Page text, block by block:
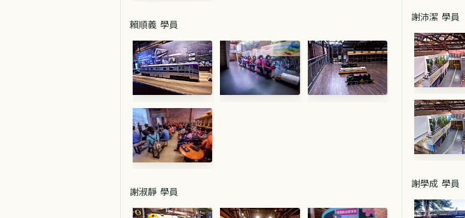
賴順義 學員
謝淑靜 學員
謝沛潔 學員
謝學成 學員